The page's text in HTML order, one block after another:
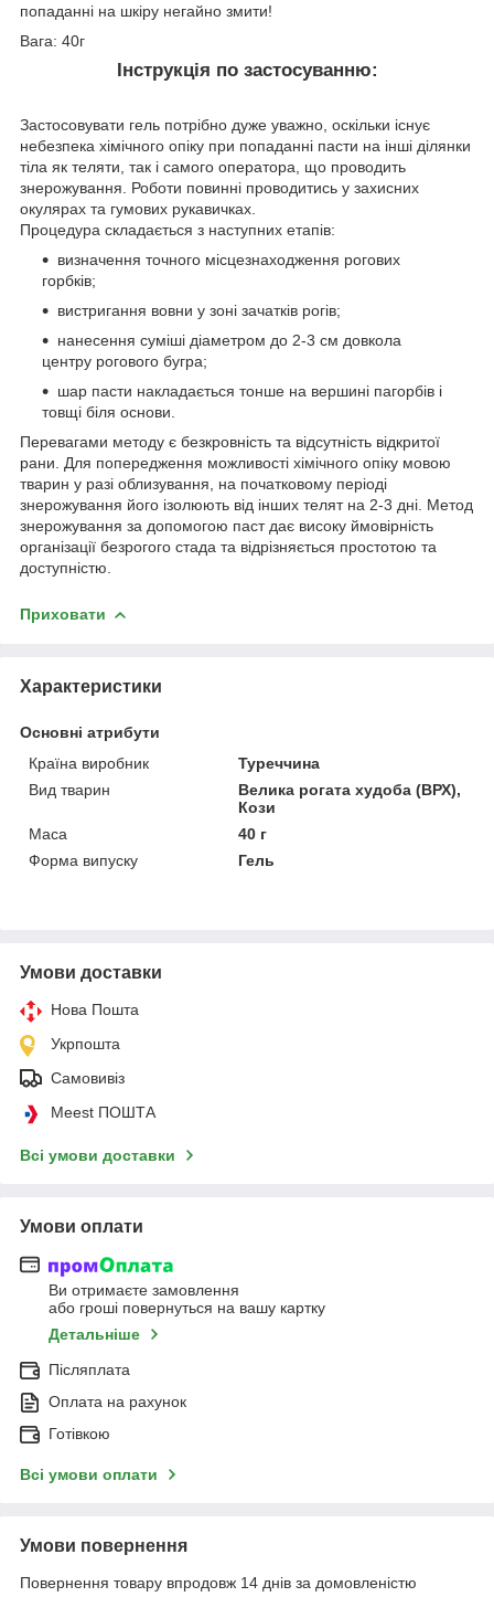
попаданні на шкіру негайно змити!
Вага: 40г
Інструкція по застосуванню:
Застосовувати гель потрібно дуже уважно, оскільки існує
небезпека хімічного опіку при попаданні пасти на інші ділянки
тіла як теляти, так і самого оператора, що проводить
знерожування. Роботи повинні проводитись у захисних
окулярах та гумових рукавичках.
Процедура складається з наступних етапів:
визначення точного місцезнаходження рогових
горбків;
вистригання вовни у зоні зачатків рогів;
нанесення суміші діаметром до 2-3 см довкола
центру рогового бугра;
шар пасти накладається тонше на вершині пагорбів і
товщі біля основи.
Перевагами методу є безкровність та відсутність відкритої
рани. Для попередження можливості хімічного опіку мовою
тварин у разі облизування, на початковому періоді
знерожування його ізолюють від інших телят на 2-3 дні. Метод
знерожування за допомогою паст дає високу ймовірність
організації безрогого стада та відрізняється простотою та
доступністю.
Приховати
Характеристики
Основні атрибути
Країна виробник
Туреччина
Вид тварин
Велика рогата худоба (ВРХ),
Кози
Маса
40 г
Форма випуску
Гель
Умови доставки
Нова Пошта
Укрпошта
Самовивіз
Meest ПОШТА
Всі умови доставки
Умови оплати
Ви отримаєте замовлення
або гроші повернуться на вашу картку
Детальніше
Післяплата
Оплата на рахунок
Готівкою
Всі умови оплати
Умови повернення
Повернення товару впродовж 14 днів за домовленістю